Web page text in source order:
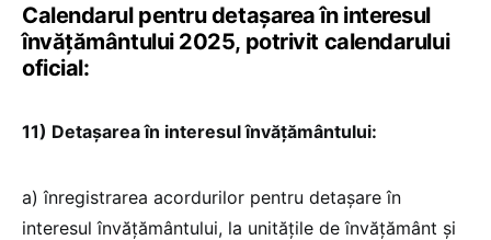
Calendarul pentru detașarea în interesul
învățământului 2025, potrivit calendarului
oficial:
11) Detașarea în interesul învățământului:
a) înregistrarea acordurilor pentru detașare în
interesul învățământului, la unităţile de învăţământ şi